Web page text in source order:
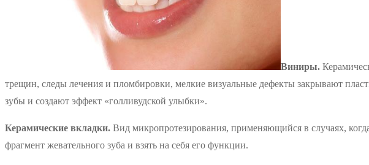
Виниры.
трещин, следы лечения и пломбировки, мелкие визуальные дефекты закрывают
зубы и создают эффект «голливудской улыбки».
Керамические вкладки. Вид микропротезирования, применяющийся в случаях,
фрагмент жевательного зуба и взять на себя его функции.